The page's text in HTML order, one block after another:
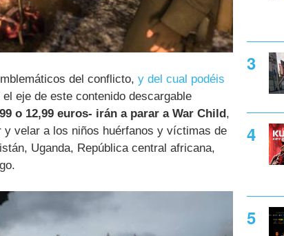
del conflicto, y del cual podéis
el eje de este contenido descargable
o 12,99 euros- irán a parar a War Child,
y velar a los niños huérfanos y víctimas de
Uganda, República central africana,